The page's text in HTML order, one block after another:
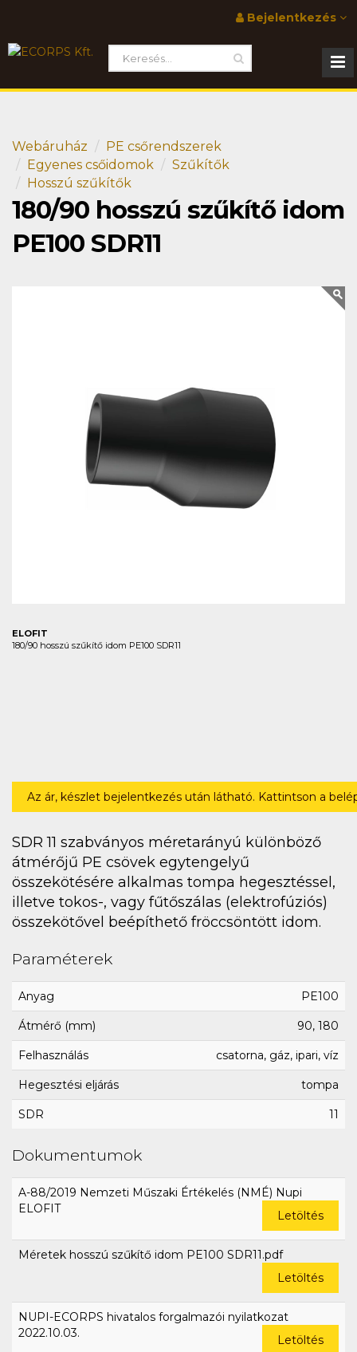
Bejelentkezés
Webáruház
PE csőrendszerek
Egyenes csőidomok
Szűkítők
Hosszú szűkítők
180/90 hosszú szűkítő idom
PE100 SDR11
ELOFIT
180/90 hosszú szűkítő idom PE100 SDR11
Az ár, készlet bejelentkezés után látható. Kattintson a
SDR 11 szabványos méretarányú különböző
átmérőjű PE csövek egytengelyű
összekötésére alkalmas tompa hegesztéssel,
illetve tokos-, vagy fűtőszálas (elektrofúziós)
összekötővel beépíthető fröccsöntött idom.
Paraméterek
Anyag PE100
Átmérő (mm) 90, 180
Felhasználás csatorna, gáz, ipari, víz
Hegesztési eljárás tompa
SDR 11
Dokumentumok
A-88/2019 Nemzeti Műszaki Értékelés (NMÉ) Nupi
ELOFIT
Letöltés
Méretek hosszú szűkítő idom PE100 SDR11.pdf
Letöltés
NUPI-ECORPS hivatalos forgalmazói nyilatkozat
2022.10.03.
Letöltés